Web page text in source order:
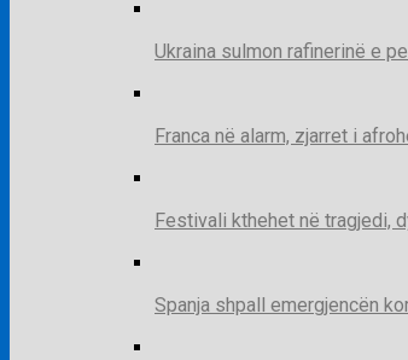
Ukraina sulmon rafinerinë e
Franca në alarm, zjarret i
Festivali kthehet në tragjedi,
Spanja shpall emergjencën